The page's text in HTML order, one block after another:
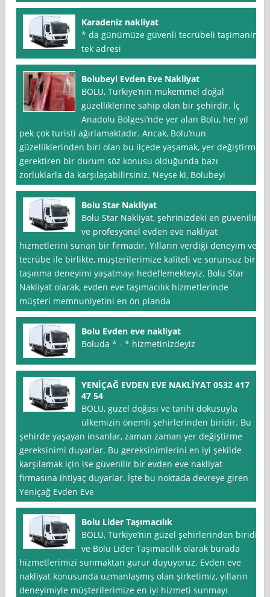
Karadeniz nakliyat
* da günümüze güvenli tecrübeli taşimanin
tek adresi
Bolubeyi Evden Eve Nakliyat
BOLU, Türkiye’nin mükemmel doğal
güzelliklerine sahip olan bir şehirdir. İç
Anadolu Bölgesi’nde yer alan Bolu, her yıl
pek çok turisti ağırlamaktadır. Ancak, Bolu’nun
güzelliklerinden biri olan bu ilçede yaşamak, yer değiştirme
gerektiren bir durum söz konusu olduğunda bazı
zorluklarla da karşılaşabilirsiniz. Neyse ki, Bolubeyi
Bolu Star Nakliyat
Bolu Star Nakliyat, şehrinizdeki en güvenilir
ve profesyonel evden eve nakliyat
hizmetlerini sunan bir firmadır. Yılların verdiği deneyim ve
tecrübe ile birlikte, müşterilerimize kaliteli ve sorunsuz bir
taşınma deneyimi yaşatmayı hedeflemekteyiz. Bolu Star
Nakliyat olarak, evden eve taşımacılık hizmetlerinde
müşteri memnuniyetini en ön planda
Bolu Evden eve nakliyat
Boluda * - * hizmetinizdeyiz
YENİÇAĞ EVDEN EVE NAKLİYAT 0532 417
47 54
BOLU, güzel doğası ve tarihi dokusuyla
ülkemizin önemli şehirlerinden biridir. Bu
şehirde yaşayan insanlar, zaman zaman yer değiştirme
gereksinimi duyarlar. Bu gereksinimlerini en iyi şekilde
karşılamak için ise güvenilir bir evden eve nakliyat
firmasına ihtiyaç duyarlar. İşte bu noktada devreye giren
Yeniçağ Evden Eve
Bolu Lider Taşımacılık
BOLU, Türkiye’nin güzel şehirlerinden biridir
ve Bolu Lider Taşımacılık olarak burada
hizmetlerimizi sunmaktan gurur duyuyoruz. Evden eve
nakliyat konusunda uzmanlaşmış olan şirketimiz, yılların
deneyimiyle müşterilerimize en iyi hizmeti sunmayı